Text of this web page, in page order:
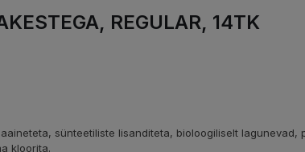
REGULAR, 14TK
sünteetiliste lisanditeta, bioloogiliselt lagunevad,
kloorita.